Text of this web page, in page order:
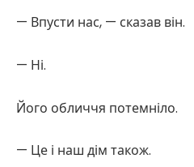
— Впусти нас, — сказав він.
— Ні.
Його обличчя потемніло.
— Це і наш дім також.